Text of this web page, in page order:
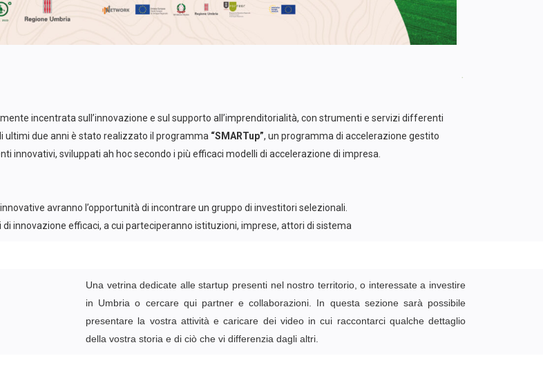
incentrata sull’innovazione e sul supporto all’imprenditorialità, con strumenti e servizi differenti
ultimi due anni è stato realizzato il programma “SMARTup”, un programma di accelerazione gestito
innovativi, sviluppati ah hoc secondo i più efficaci modelli di accelerazione di impresa.
avranno l’opportunità di incontrare un gruppo di investitori selezionali.
innovazione efficaci, a cui parteciperanno istituzioni, imprese, attori di sistema
Una vetrina dedicate alle startup presenti nel nostro territorio, o interessate a investire
in Umbria o cercare qui partner e collaborazioni. In questa sezione sarà possibile
presentare la vostra attività e caricare dei video in cui raccontarci qualche dettaglio
della vostra storia e di ciò che vi differenzia dagli altri.